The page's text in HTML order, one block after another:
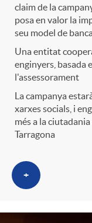
o
r
i
a
s
claim de la
posa en valor la
seu model de
Una entitat
enginyers, basada
l'assessorament
La campanya
xarxes socials, i
més a la
Tarragona
+